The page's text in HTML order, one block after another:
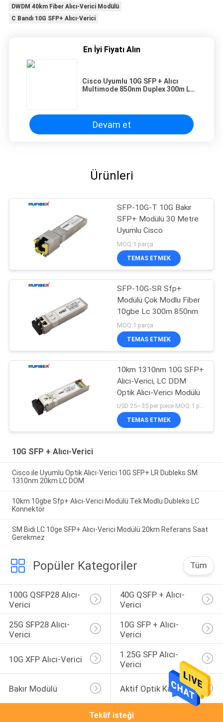
DWDM 40km Fiber Alıcı-Verici Modülü
C Bandı 10G SFP+ Alıcı-Verici
En İyi Fiyatı Alın
Cisco Uyumlu 10G SFP + Alıcı
Multimode 850nm Duplex 300m LC
Devam et
Ürünleri
SFP-10G-T 10G Bakır
SFP+ Modülü 30 Metre
Uyumlu Cisco
MOQ:1 parça
TEMAS ETMEK
SFP-10G-SR Sfp+
Modülü Çok Modlu Fiber
10gbe Lc 300m 850nm
MOQ:1 parça
TEMAS ETMEK
10km 1310nm 10G SFP+
Alıcı-Verici, LC DDM
Optik Alıcı-Verici Modülü
USD 25~35 per piece MOQ:1 parça
TEMAS ETMEK
10G SFP + Alıcı-Verici
Cisco ile Uyumlu Optik Alıcı-Verici 10G SFP+ LR Dubleks SM
1310nm 20km LC DOM
10km 10gbe Sfp+ Alıcı-Verici Modülü Tek Modlu Dubleks LC
Konnektör
SM Bidi LC 10ge SFP+ Alıcı-Verici Modülü 20km Referans Saat
Gerekmez
Popüler Kategoriler Tüm
100G QSFP28 Alıcı-
Verici
40G QSFP + Alıcı-
Verici
25G SFP28 Alıcı-
Verici
10G SFP + Alıcı-
Verici
10G XFP Alıcı-Verici
1.25G SFP Alıcı-
Verici
Bakır Modülü Aktif Optik Kablo
Teklif isteği